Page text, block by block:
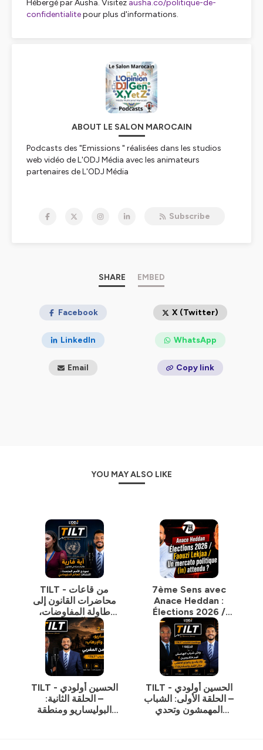
Hébergé par Ausha. Visitez ausha.co/politique-de-
confidentialitepour plus d'informations.
ABOUT LE SALON MAROCAIN
Podcasts des "Emissions " réalisées dans les studios
web vidéo de L'ODJ Média avec les animateurs
partenaires de L'ODJ Média
Subscribe
SHARE EMBED
Facebook X (Twitter)
LinkedIn WhatsApp
Email Copy link
YOU MAY ALSO LIKE
TILT - من قاعات
محاضرات القانون إلى
طاولة المفاوضات،
تكتشف آية فاريا عالم
الدبلوماسية.
7ème Sens avec
Anace Heddan :
Élections 2026 /
Faouzi Lekjaa / Un
mercato politique
(in) attendu ?
TILT - الحسين أولودي
– الحلقة الثانية:
البوليساريو ومنطقة
TILT - الحسين أولودي
– الحلقة الأولى: الشباب
المهمشون وتحدي